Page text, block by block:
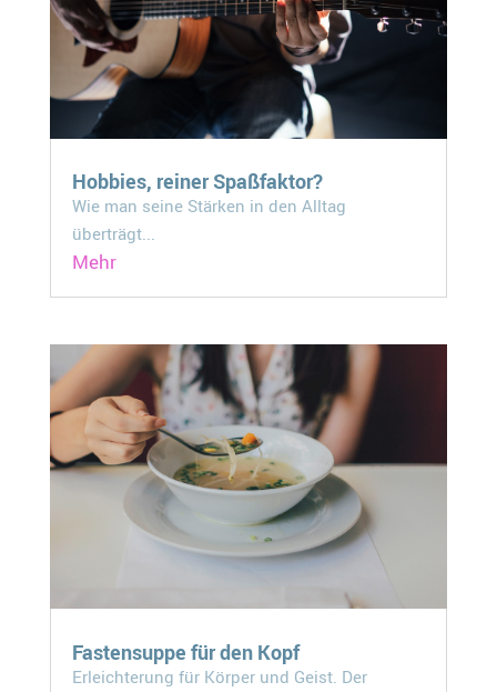
Hobbies, reiner Spaßfaktor?
Wie man seine Stärken in den Alltag
überträgt...
Mehr
Fastensuppe für den Kopf
Erleichterung für Körper und Geist. Der